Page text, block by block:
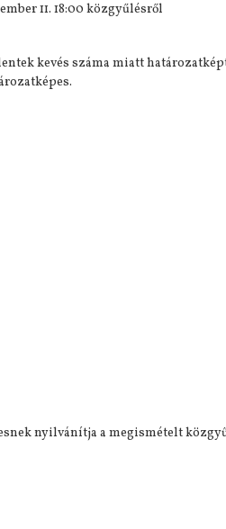
11. 18:00 közgyűlésről
kevés száma miatt
nyilvánítja a megismételt